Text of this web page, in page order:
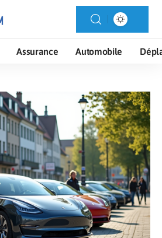
Assurance Automobile